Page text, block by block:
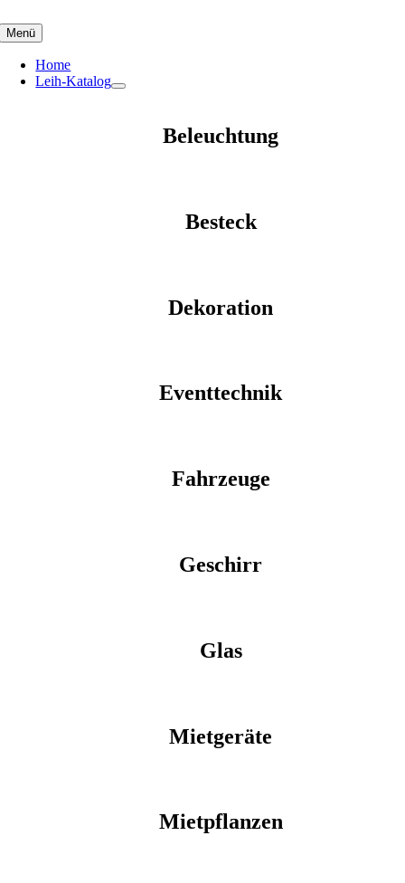
to
content
Menü
Home
Leih-Katalog
Beleuchtung
Besteck
Dekoration
Eventtechnik
Fahrzeuge
Geschirr
Glas
Mietgeräte
Mietpflanzen